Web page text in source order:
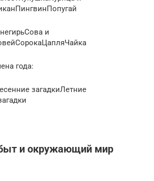
и
года:
загадкиЛетние
и окружающий мир